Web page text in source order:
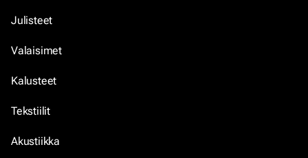
Julisteet
Valaisimet
Kalusteet
Tekstiilit
Akustiikka